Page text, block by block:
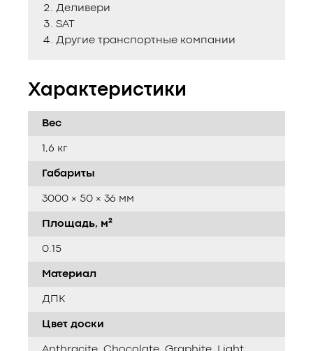
Деливери
SAT
Другие транспортные компании
Характеристики
Вес
1,6 кг
Габариты
3000 × 50 × 36 мм
Площадь, м²
0.15
Материал
ДПК
Цвет доски